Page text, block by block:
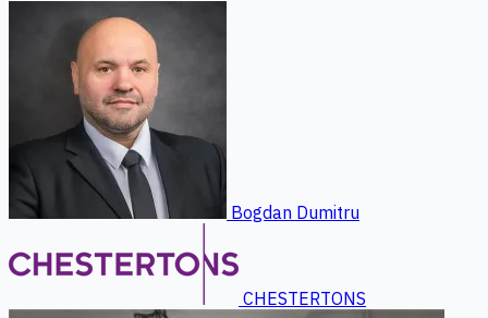
Bogdan Dumitru
CHESTERTONS